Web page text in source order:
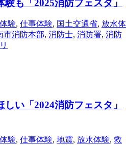
も「2025消防フェスタ」
験, 仕事体験, 国土交通省, 放水体
市消防本部, 消防士, 消防署, 消防
い「2024消防フェスタ」
験, 仕事体験, 地震, 放水体験, 救